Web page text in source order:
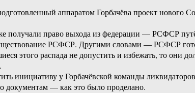
аппаратом Горбачёва проект
получали право выхода из федерации — РСФСР
РСФСР. Другими словами — РСФСР
этого распада не допустить и избежать, то они
инициативу у Горбачёвской команды
документам — как это было проделано.